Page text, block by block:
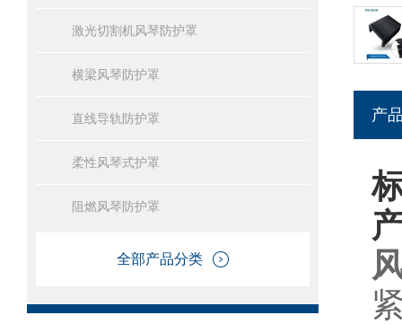
激光切割机风琴防护罩
横梁风琴防护罩
直线导轨防护罩
柔性风琴式护罩
阻燃风琴防护罩
全部产品分类
产